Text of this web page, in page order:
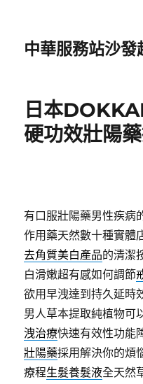
中華服務站沙發
日本
硬功效壯陽
有口服壯陽藥男性疾病
作用藥天然數十種實體
去角質美白產品的清潔
白滑嫩超有感如何調節
欲用早洩達到持久延時
男人草本提取純植物可
洩治療快速有效性功能
壯陽藥採用解決你的煩
療程生髮養髮液全天然